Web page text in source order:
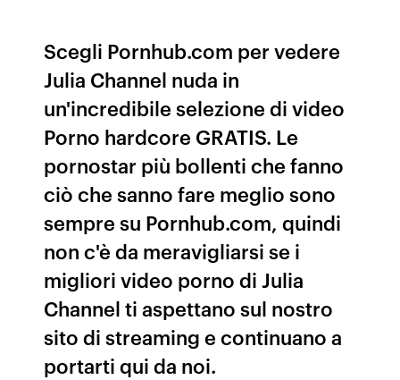
Scegli Pornhub.com per vedere
Julia Channel nuda in
un'incredibile selezione di video
Porno hardcore GRATIS. Le
pornostar più bollenti che fanno
ciò che sanno fare meglio sono
sempre su Pornhub.com, quindi
non c'è da meravigliarsi se i
migliori video porno di Julia
Channel ti aspettano sul nostro
sito di streaming e continuano a
portarti qui da noi.